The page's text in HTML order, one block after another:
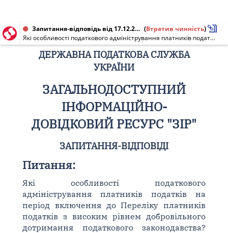
Запитання-відповідь від 17.12.2024 (Втратив чинність)
Які особливості податкового адміністрування платників податків на період включення до Переліку платників податків з високим рівнем добровільного дотримання податкового законодавства? [Діяло до 01.01.2026]
ДЕРЖАВНА ПОДАТКОВА СЛУЖБА
УКРАЇНИ
ЗАГАЛЬНОДОСТУПНИЙ
ІНФОРМАЦІЙНО-
ДОВІДКОВИЙ РЕСУРС "ЗІР"
ЗАПИТАННЯ-ВІДПОВІДІ
Питання:
Які особливості податкового
адміністрування платників податків на
період включення до Переліку платників
податків з високим рівнем добровільного
дотримання податкового законодавства?